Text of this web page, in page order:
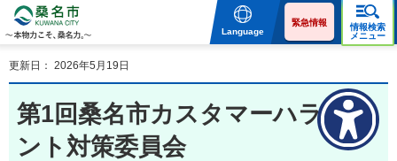
物力こそ、桑名力。
Language
緊急情報
情報検索
メニュー
更新日： 2026年5月19日
第1回桑名市カスタマーハラスメ
ント対策委員会